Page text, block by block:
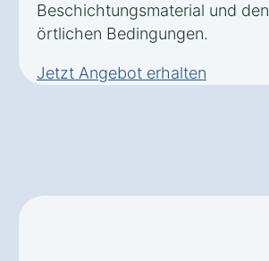
Beschichtungsmaterial und den
örtlichen Bedingungen.
Jetzt Angebot erhalten